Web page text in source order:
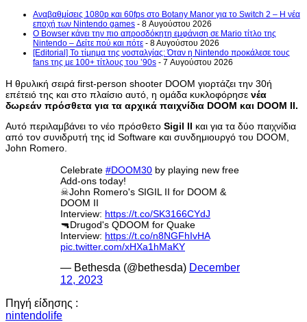
Αναβαθμίσεις 1080p και 60fps στο Botany Manor για το Switch 2 – Η νέα
εποχή των Nintendo games - 8 Αυγούστου 2026
Ο Bowser κάνει την πιο απροσδόκητη εμφάνιση σε Mario τίτλο της
Nintendo – Δείτε πού και πότε - 8 Αυγούστου 2026
[Editorial] Το τίμημα της νοσταλγίας: Όταν η Nintendo προκάλεσε τους
fans της με 100+ τίτλους του ’90s - 7 Αυγούστου 2026
Η θρυλική σειρά first-person shooter DOOM γιορτάζει την 30ή
επέτειό της και στο πλαίσιο αυτό, η ομάδα κυκλοφόρησε νέα
δωρεάν πρόσθετα για τα αρχικά παιχνίδια DOOM και DOOM II.
Αυτό περιλαμβάνει το νέο πρόσθετο Sigil II και για τα δύο παιχνίδια
από τον συνιδρυτή της id Software και συνδημιουργό του DOOM,
John Romero.
Celebrate #DOOM30 by playing new free
Add-ons today!
☠John Romero's SIGIL II for DOOM &
DOOM II
Interview: https://t.co/SK3166CYdJ
🔫Drugod's QDOOM for Quake
Interview: https://t.co/n8NGFhIvHA
pic.twitter.com/xHXa1hMaKY
— Bethesda (@bethesda) December
12, 2023
Πηγή είδησης :
nintendolife